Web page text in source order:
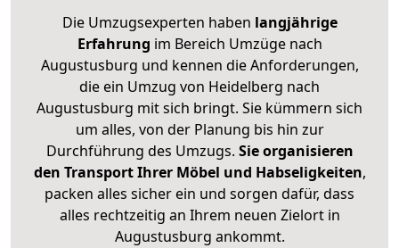
Die Umzugsexperten haben langjährige
Erfahrung im Bereich Umzüge nach
Augustusburg und kennen die Anforderungen,
die ein Umzug von Heidelberg nach
Augustusburg mit sich bringt. Sie kümmern sich
um alles, von der Planung bis hin zur
Durchführung des Umzugs. Sie organisieren
den Transport Ihrer Möbel und Habseligkeiten,
packen alles sicher ein und sorgen dafür, dass
alles rechtzeitig an Ihrem neuen Zielort in
Augustusburg ankommt.